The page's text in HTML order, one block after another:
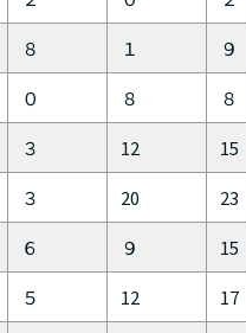
８ １ ９
０ ８ ８
３ 12 15
３ 20 23
６ ９ 15
５ 12 17